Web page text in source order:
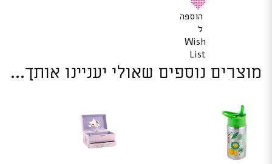
הוספה
ל
Wish
List
מוצרים נוספים שאולי יעניינו אותך...